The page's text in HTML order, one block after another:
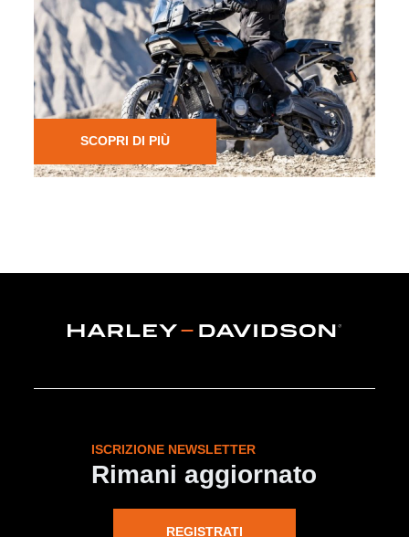
NOLEGGIO
Da Harley-Davidson® Brescia puoi noleggiare la tu
Harley®. I motociclisti interessati possono contattare
direttamente la concessionaria per avere tutte le
informazioni.
SCOPRI DI PIÙ
ISCRIZIONE NEWSLETTER
Rimani aggiornato
REGISTRATI